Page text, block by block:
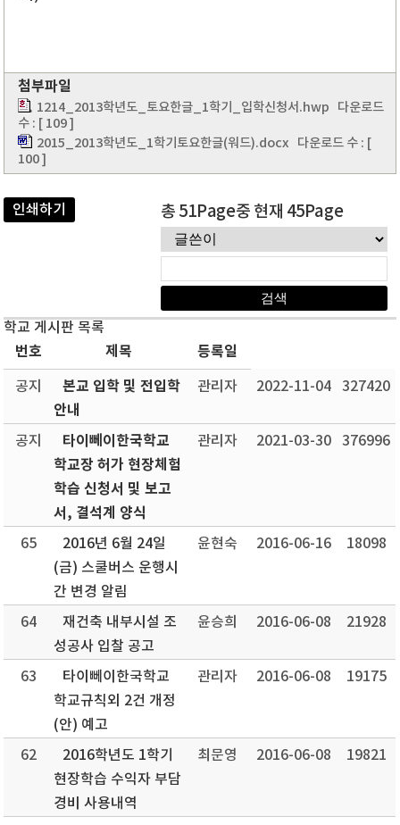
첨부파일
1214_2013학년도_토요한글_1학기_입학신청서.hwp 다운로드
수 : [ 109 ]
2015_2013학년도_1학기토요한글(워드).docx 다운로드 수 : [
100 ]
인쇄하기 총 51Page중 현재 45Page
학교 게시판 목록
번호 제목 등록일
공지
본교 입학 및 전입학
안내
관리자 2022-11-04 327420
공지
타이뻬이한국학교
학교장 허가 현장체험
학습 신청서 및 보고
서, 결석계 양식
관리자 2021-03-30 376996
65
2016년 6월 24일
(금) 스쿨버스 운행시
간 변경 알림
윤현숙 2016-06-16 18098
64
재건축 내부시설 조
성공사 입찰 공고
윤승희 2016-06-08 21928
63
타이뻬이한국학교
학교규칙외 2건 개정
(안) 예고
관리자 2016-06-08 19175
62
2016학년도 1학기
현장학습 수익자 부담
경비 사용내역
최문영 2016-06-08 19821